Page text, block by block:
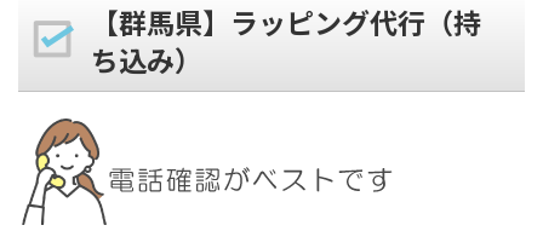
【群馬県】ラッピング代行（持
ち込み）